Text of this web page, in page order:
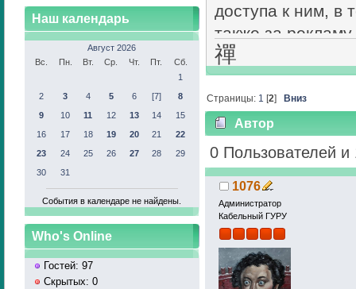
Наш календарь
Август 2026
Вс.
Пн. Вт. Ср. Чт. Пт.
Сб.
1
2
3 4 5 6 [7]
8
9
10 11 12 13 14
15
16
17 18 19 20 21
22
23
24 25 26 27 28
29
30
31
События в календаре не найдены.
Who's Online
Гостей: 97
Скрытых: 0
доступа к ним, в
также за
российских
контента, при
именно человек
На рассмотрение
КоАП в части
отдельные
экспедиционной
и информации.
размере от
интернете
禪
Страницы: 1 [2]Вниз
Автор
экспедиционной
0 Пользователей и
1076
Администратор
Кабельный ГУРУ